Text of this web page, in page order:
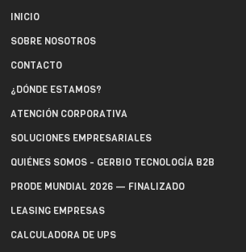
INICIO
SOBRE NOSOTROS
CONTACTO
¿DÓNDE ESTAMOS?
ATENCIÓN CORPORATIVA
SOLUCIONES EMPRESARIALES
QUIÉNES SOMOS - GERBIO TECNOLOGÍA B2B
PRODE MUNDIAL 2026 — FINALIZADO
LEASING EMPRESAS
CALCULADORA DE UPS